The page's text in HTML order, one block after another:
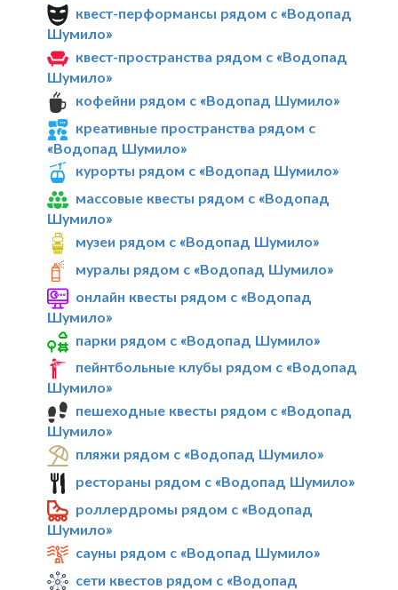
квест-перформансы рядом с «Водопад
Шумило»
квест-пространства рядом с «Водопад
Шумило»
кофейни рядом с «Водопад Шумило»
креативные пространства рядом с
«Водопад Шумило»
курорты рядом с «Водопад Шумило»
массовые квесты рядом с «Водопад
Шумило»
музеи рядом с «Водопад Шумило»
муралы рядом с «Водопад Шумило»
онлайн квесты рядом с «Водопад
Шумило»
парки рядом с «Водопад Шумило»
пейнтбольные клубы рядом с «Водопад
Шумило»
пешеходные квесты рядом с «Водопад
Шумило»
пляжи рядом с «Водопад Шумило»
рестораны рядом с «Водопад Шумило»
роллердромы рядом с «Водопад
Шумило»
сауны рядом с «Водопад Шумило»
сети квестов рядом с «Водопад